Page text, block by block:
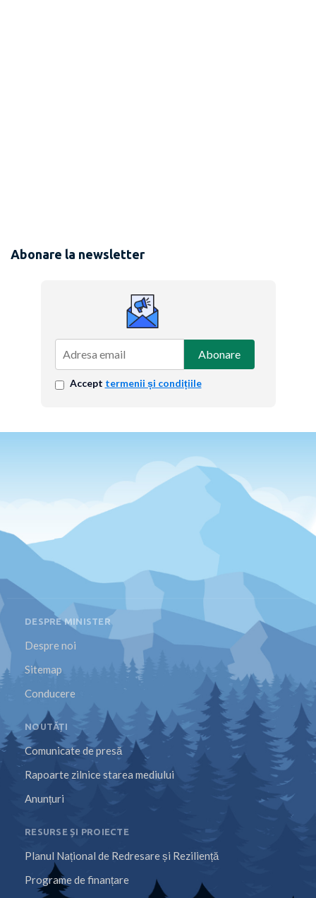
Abonare la newsletter
Abonare
Accept termenii și condițiile
DESPRE MINISTER
Despre noi
Sitemap
Conducere
NOUTĂȚI
Comunicate de presă
Rapoarte zilnice starea mediului
Anunțuri
RESURSE ȘI PROIECTE
Planul Național de Redresare și Reziliență
Programe de finanțare